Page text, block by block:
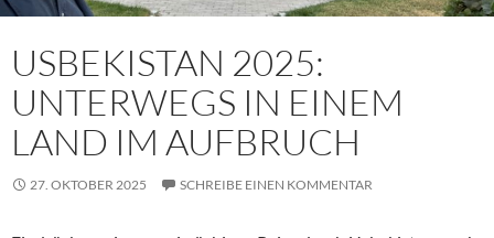
USBEKISTAN 2025:
UNTERWEGS IN EINEM
LAND IM AUFBRUCH
27. OKTOBER 2025 SCHREIBE EINEN KOMMENTAR